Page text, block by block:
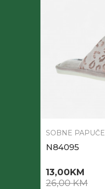
SOBNE PAPUČE
N84095
13,00KM
26,00KM